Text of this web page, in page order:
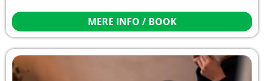
MERE INFO / BOOK